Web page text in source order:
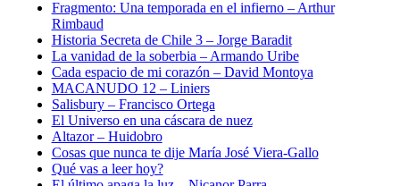
Fragmento: Una temporada en el infierno – Arthur
Rimbaud
Historia Secreta de Chile 3 – Jorge Baradit
La vanidad de la soberbia – Armando Uribe
Cada espacio de mi corazón – David Montoya
MACANUDO 12 – Liniers
Salisbury – Francisco Ortega
El Universo en una cáscara de nuez
Altazor – Huidobro
Cosas que nunca te dije María José Viera-Gallo
Qué vas a leer hoy?